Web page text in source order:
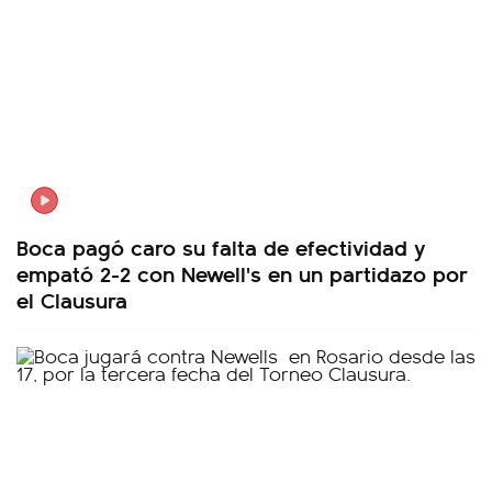
Boca pagó caro su falta de efectividad y
empató 2-2 con Newell's en un partidazo por
el Clausura